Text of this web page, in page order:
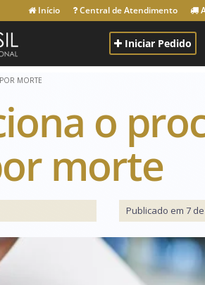
Início Central de Atendimento
Iniciar Pedido
MORTE
o
morte
Publicado em 7